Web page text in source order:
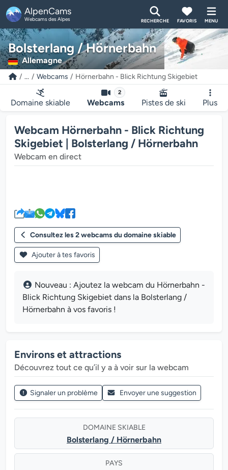
AlpenCams
Webcams des Alpes RECHERCHE FAVORIS MENU
Bolsterlang / Hörnerbahn
Allemagne
... Webcams Hörnerbahn - Blick Richtung Skigebiet
Domaine skiable
2
Webcams Pistes de ski Plus
Webcam Hörnerbahn - Blick Richtung
Skigebiet | Bolsterlang / Hörnerbahn
Webcam en direct
Consultez les 2 webcams du domaine skiable
Ajouter à tes favoris
Nouveau : Ajoutez la webcam du Hörnerbahn -
Blick Richtung Skigebiet dans la Bolsterlang /
Hörnerbahn à vos favoris !
Environs et attractions
Découvrez tout ce qu’il y a à voir sur la webcam
Signaler un problème Envoyer une suggestion
DOMAINE SKIABLE
Bolsterlang / Hörnerbahn
PAYS